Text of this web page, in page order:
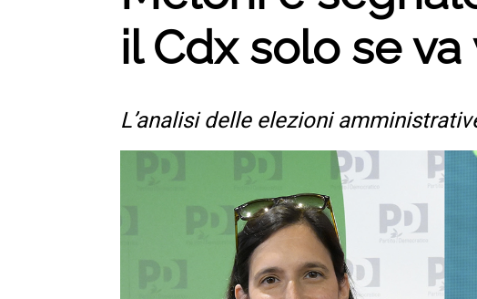
il Cdx solo se
L’analisi delle elezioni